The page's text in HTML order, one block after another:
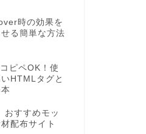
時の効果を
る簡単な方法
ピペOK！使
HTMLタグと
おすすめモッ
配布サイト